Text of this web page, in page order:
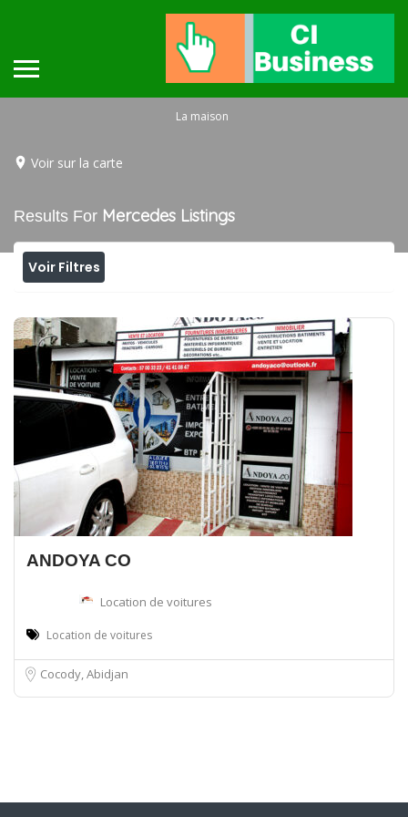
La maison
Voir sur la carte
Results For Mercedes Listings
Voir Filtres
ANDOYA CO
Location de voitures
Location de voitures
Cocody, Abidjan